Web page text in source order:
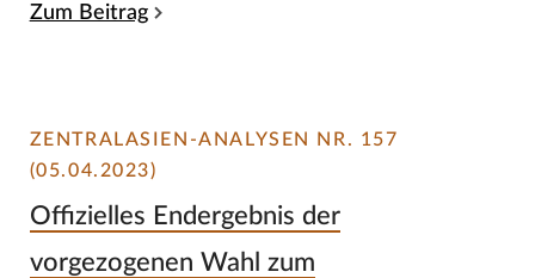
Zum Beitrag
ZENTRALASIEN-ANALYSEN NR. 157
(05.04.2023)
Offizielles Endergebnis der
vorgezogenen Wahl zum